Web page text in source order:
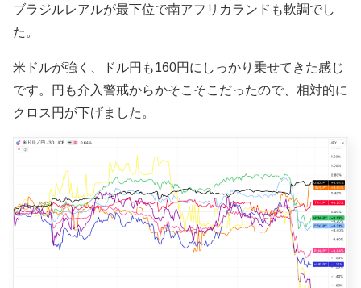
ブラジルレアルが最下位で南アフリカランドも軟調でし
た。
米ドルが強く、ドル円も160円にしっかり乗せてきた感じ
です。円も介入警戒からかそこそこだったので、相対的に
クロス円が下げました。